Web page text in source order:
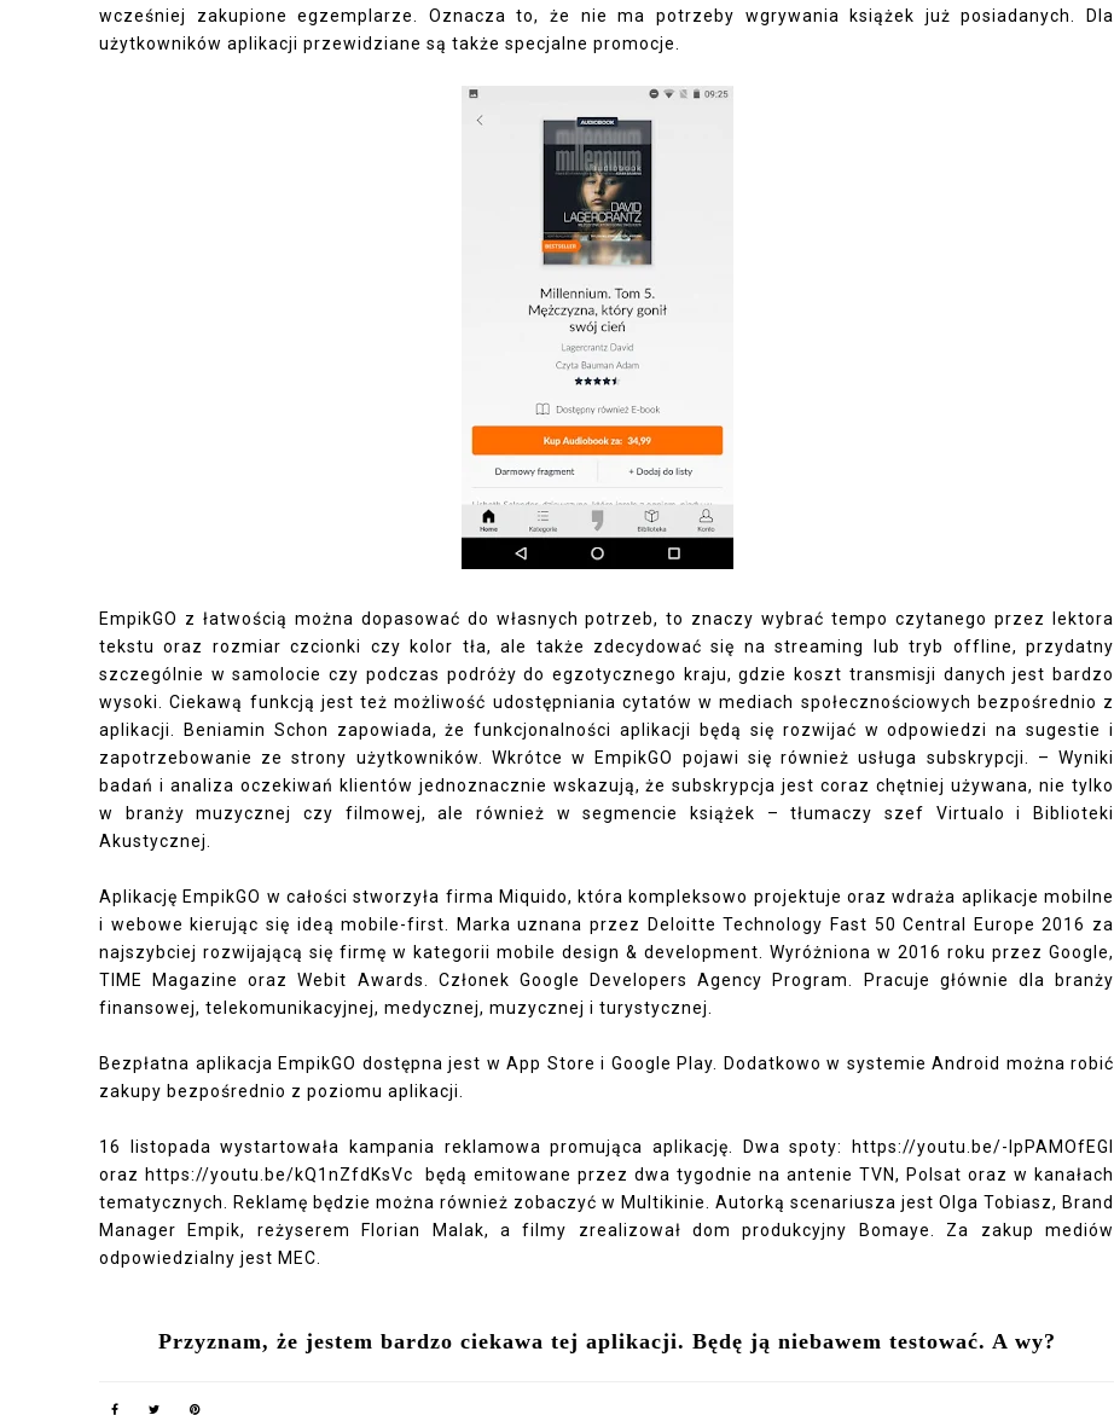
wcześniej zakupione egzemplarze. Oznacza to, że nie ma potrzeby wgrywania książek już posiadanych. Dla
użytkowników aplikacji przewidziane są także specjalne promocje.
EmpikGO z łatwością można dopasować do własnych potrzeb, to znaczy wybrać tempo czytanego przez lektora
tekstu oraz rozmiar czcionki czy kolor tła, ale także zdecydować się na streaming lub tryb offline, przydatny
szczególnie w samolocie czy podczas podróży do egzotycznego kraju, gdzie koszt transmisji danych jest bardzo
wysoki. Ciekawą funkcją jest też możliwość udostępniania cytatów w mediach społecznościowych bezpośrednio z
aplikacji. Beniamin Schon zapowiada, że funkcjonalności aplikacji będą się rozwijać w odpowiedzi na sugestie i
zapotrzebowanie ze strony użytkowników. Wkrótce w EmpikGO pojawi się również usługa subskrypcji. – Wyniki
badań i analiza oczekiwań klientów jednoznacznie wskazują, że subskrypcja jest coraz chętniej używana, nie tylko
w branży muzycznej czy filmowej, ale również w segmencie książek – tłumaczy szef Virtualo i Biblioteki
Akustycznej.
Aplikację EmpikGO w całości stworzyła firma Miquido, która kompleksowo projektuje oraz wdraża aplikacje mobilne
i webowe kierując się ideą mobile-first. Marka uznana przez Deloitte Technology Fast 50 Central Europe 2016 za
najszybciej rozwijającą się firmę w kategorii mobile design & development. Wyróżniona w 2016 roku przez Google,
TIME Magazine oraz Webit Awards. Członek Google Developers Agency Program. Pracuje głównie dla branży
finansowej, telekomunikacyjnej, medycznej, muzycznej i turystycznej.
Bezpłatna aplikacja EmpikGO dostępna jest w App Store i Google Play. Dodatkowo w systemie Android można robić
zakupy bezpośrednio z poziomu aplikacji.
16 listopada wystartowała kampania reklamowa promująca aplikację. Dwa spoty: https://youtu.be/-lpPAMOfEGI
oraz https://youtu.be/kQ1nZfdKsVc będą emitowane przez dwa tygodnie na antenie TVN, Polsat oraz w kanałach
tematycznych. Reklamę będzie można również zobaczyć w Multikinie. Autorką scenariusza jest Olga Tobiasz, Brand
Manager Empik, reżyserem Florian Malak, a filmy zrealizował dom produkcyjny Bomaye. Za zakup mediów
odpowiedzialny jest MEC.
Przyznam, że jestem bardzo ciekawa tej aplikacji. Będę ją niebawem testować. A wy?